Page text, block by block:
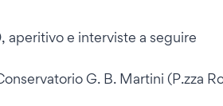
aperitivo e interviste a seguire
G. B. Martini (P.zza